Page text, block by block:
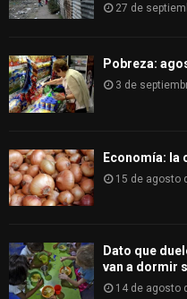
27 de
Pobreza:
3 de
Economía: la
15 de agosto
Dato que
van a dormir
14 de agosto